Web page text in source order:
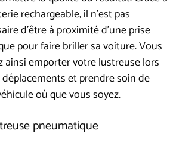
rechargeable, il n’est pas
d’être à proximité d’une prise
pour faire briller sa voiture. Vous
ainsi emporter votre lustreuse lors
et prendre soin de
où que vous soyez.
pneumatique